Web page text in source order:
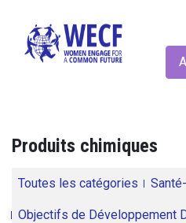
Produits chimiques
Toutes les catégories
Objectifs de Développement